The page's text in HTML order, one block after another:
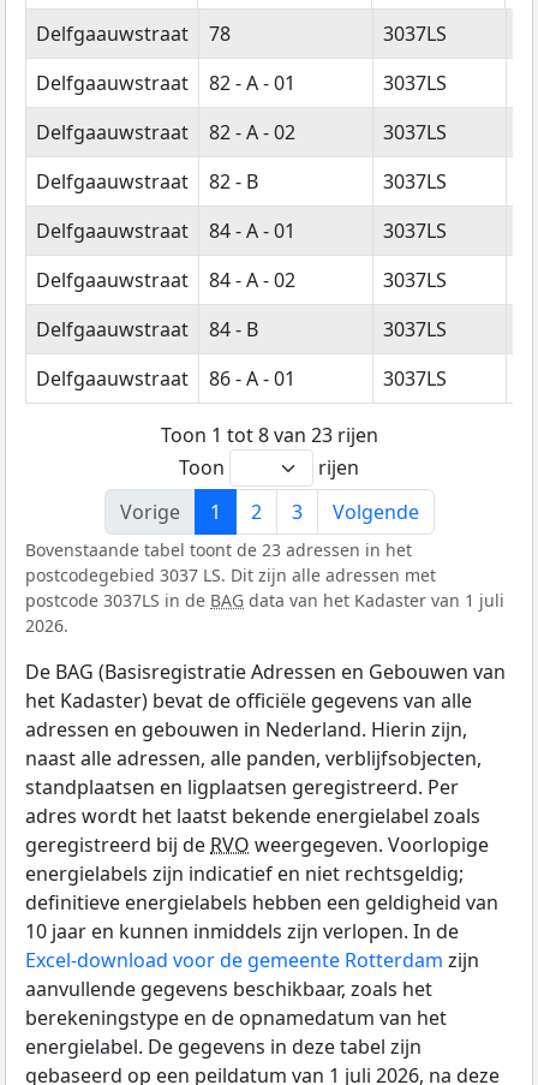
Straatnaam
Huisnummer Postcode
Delfgaauwstraat 78 3037LS
Delfgaauwstraat
82 - A - 01 3037LS
Delfgaauwstraat
82 - A - 02 3037LS
Delfgaauwstraat
82 - B 3037LS
Delfgaauwstraat
84 - A - 01 3037LS
Delfgaauwstraat
84 - A - 02 3037LS
Delfgaauwstraat
84 - B 3037LS
Delfgaauwstraat
86 - A - 01 3037LS
Toon 1 tot 8 van 23 rijen
Toon
rijen
Vorige
1 2 3 Volgende
Bovenstaande tabel toont de 23 adressen in het
postcodegebied 3037 LS. Dit zijn alle adressen met
postcode 3037LS in de BAG data van het Kadaster van 1 juli
2026.
De BAG (Basisregistratie Adressen en Gebouwen van
het Kadaster) bevat de officiële gegevens van alle
adressen en gebouwen in Nederland. Hierin zijn,
naast alle adressen, alle panden, verblijfsobjecten,
standplaatsen en ligplaatsen geregistreerd. Per
adres wordt het laatst bekende energielabel zoals
geregistreerd bij de RVO weergegeven. Voorlopige
energielabels zijn indicatief en niet rechtsgeldig;
definitieve energielabels hebben een geldigheid van
10 jaar en kunnen inmiddels zijn verlopen. In de
Excel-download voor de gemeente Rotterdam zijn
aanvullende gegevens beschikbaar, zoals het
berekeningstype en de opnamedatum van het
energielabel. De gegevens in deze tabel zijn
gebaseerd op een peildatum van 1 juli 2026, na deze